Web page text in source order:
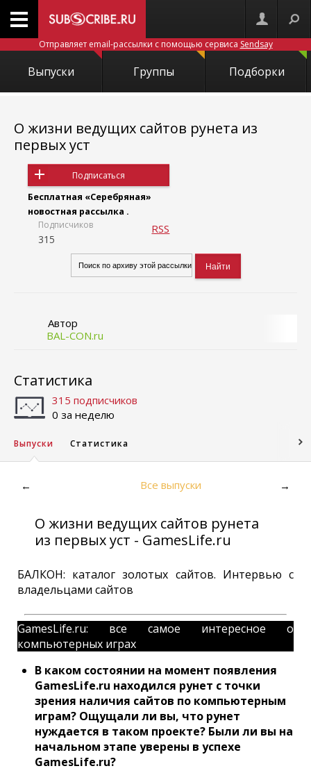
Отправляет email-рассылки с помощью сервиса Sendsay
Выпуски Группы Подборки
О жизни ведущих сайтов рунета из
первых уст
Подписаться
Бесплатная «Серебряная»
новостная рассылка .
Подписчиков
315
RSS
Автор
BAL-CON.ru
Статистика
315 подписчиков
0 за неделю
Выпуски Статистика
← Все выпуски →
О жизни ведущих сайтов рунета
из первых уст - GamesLife.ru
БАЛКОН: каталог золотых сайтов. Интервью с
владельцами сайтов
GamesLife.ru: все самое интересное о
компьютерных играх
В каком состоянии на момент появления
GamesLife.ru находился рунет с точки
зрения наличия сайтов по компьютерным
играм? Ощущали ли вы, что рунет
нуждается в таком проекте? Были ли вы на
начальном этапе уверены в успехе
GamesLife.ru?